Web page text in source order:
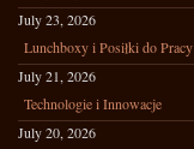
July 23, 2026
Lunchboxy i Posiłki do Pracy
July 21, 2026
Technologie i Innowacje
July 20, 2026